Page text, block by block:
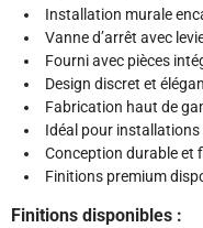
Installation murale
Vanne d’arrêt avec
Fourni avec pièces
Design discret et
Fabrication haut de
Idéal pour
Conception durable et
Finitions premium
Finitions disponibles :